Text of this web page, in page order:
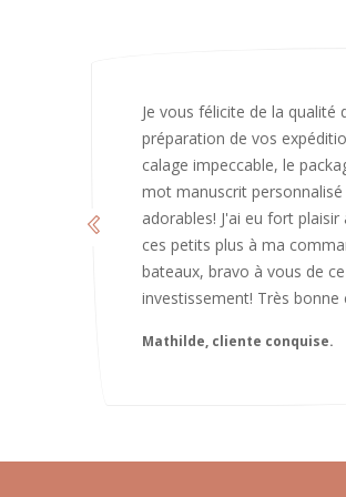
J’ai adoré ouvrir ce paquet
est bienveillant et fait plaisir.
manquerai pas de
vous. Bonne continuation et